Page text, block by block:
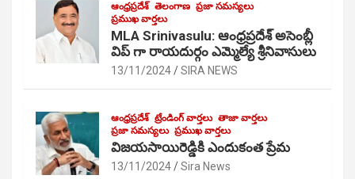
ఆంధ్రప్రదేశ్ తెలంగాణ ప్రజా సమస్యలు
ప్రముఖ వార్తలు
MLA Srinivasulu: ఆంధ్రప్రదేశ్ అసెంబ్లీ
విప్ గా రాయదుర్గం ఎమ్మెల్యే శ్రీనివాసులు
13/11/2024 SIRA NEWS
ఆంధ్రప్రదేశ్ ట్రేండింగ్ వార్తలు తాజా వార్తలు
ప్రజా సమస్యలు ప్రముఖ వార్తలు
విజయసాయిరెడ్డికి ఎందుకంత ప్రేమ
13/11/2024 Sira News